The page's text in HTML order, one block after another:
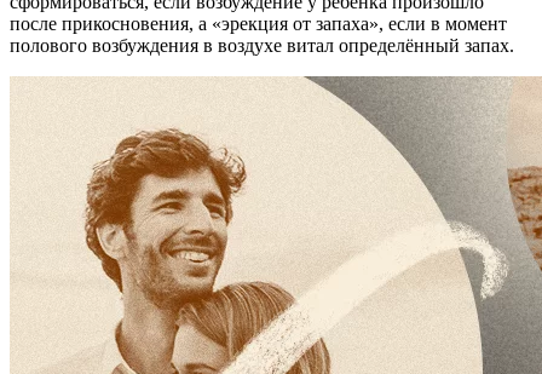
после прикосновения, а «эрекция от запаха», если в момент
полового возбуждения в воздухе витал определённый запах.